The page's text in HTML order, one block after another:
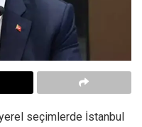
seçimlerde İstanbul